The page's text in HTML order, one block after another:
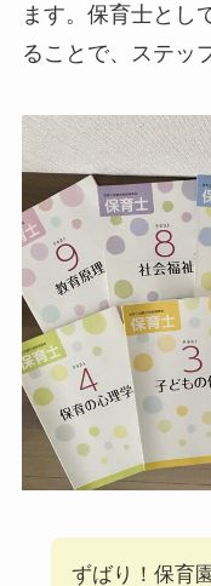
ます。保育士とし
ることで、ステッ
ずばり！保育